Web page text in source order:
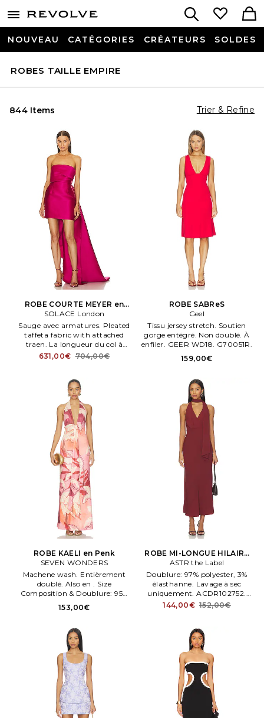
NOUVEAU CATÉGORIES CRÉATEURS SOLDES
ROBES TAILLE EMPIRE
844 Items Trier & Refine
ROBE COURTE MEYER en
Fuchsia
SOLACE London
Sauge avec armatures. Pleated
taffeta fabric with attached
traen. La longueur du col à
l’ourlet est de 66 cm environ.
631,00€ 704,00€
ROBE SABReS
Geel
Tissu jersey stretch. Soutien
gorge entégré. Non doublé. À
enfiler. GEER WD18. G70051R.
159,00€
ROBE KAELI en Penk
SEVEN WONDERS
Machene wash. Entièrement
doublé. Also en . Size
Composition & Doublure: 95%
polyester, 5% Lycra. . Taille XS.
153,00€
ROBE MI-LONGUE HILAIRE
en Marron
ASTR the Label
Doublure: 97% polyester, 3%
élasthanne. Lavage à sec
uniquement. ACDR102752.
Partiellement doublé.
144,00€ 152,00€